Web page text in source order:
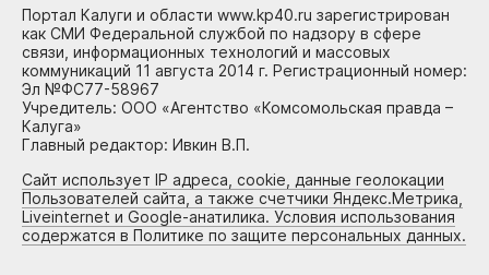
Портал Калуги и области www.kp40.ru зарегистрирован
как СМИ Федеральной службой по надзору в сфере
связи, информационных технологий и массовых
коммуникаций 11 августа 2014 г. Регистрационный номер:
Эл №ФС77-58967
Учредитель: ООО «Агентство «Комсомольская правда –
Калуга»
Главный редактор: Ивкин В.П.
Сайт использует IP адреса, cookie, данные геолокации
Пользователей сайта, а также счетчики Яндекс.Метрика,
Liveinternet и Google-анатилика. Условия использования
содержатся в Политике по защите персональных данных.